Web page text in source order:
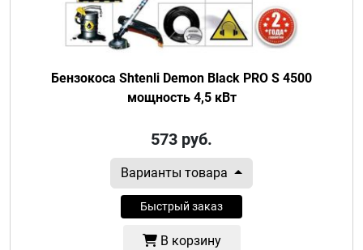
Бензокоса Shtenli Demon Black PRO S 4500
мощность 4,5 кВт
573 руб.
Варианты товара
Быстрый заказ
В корзину